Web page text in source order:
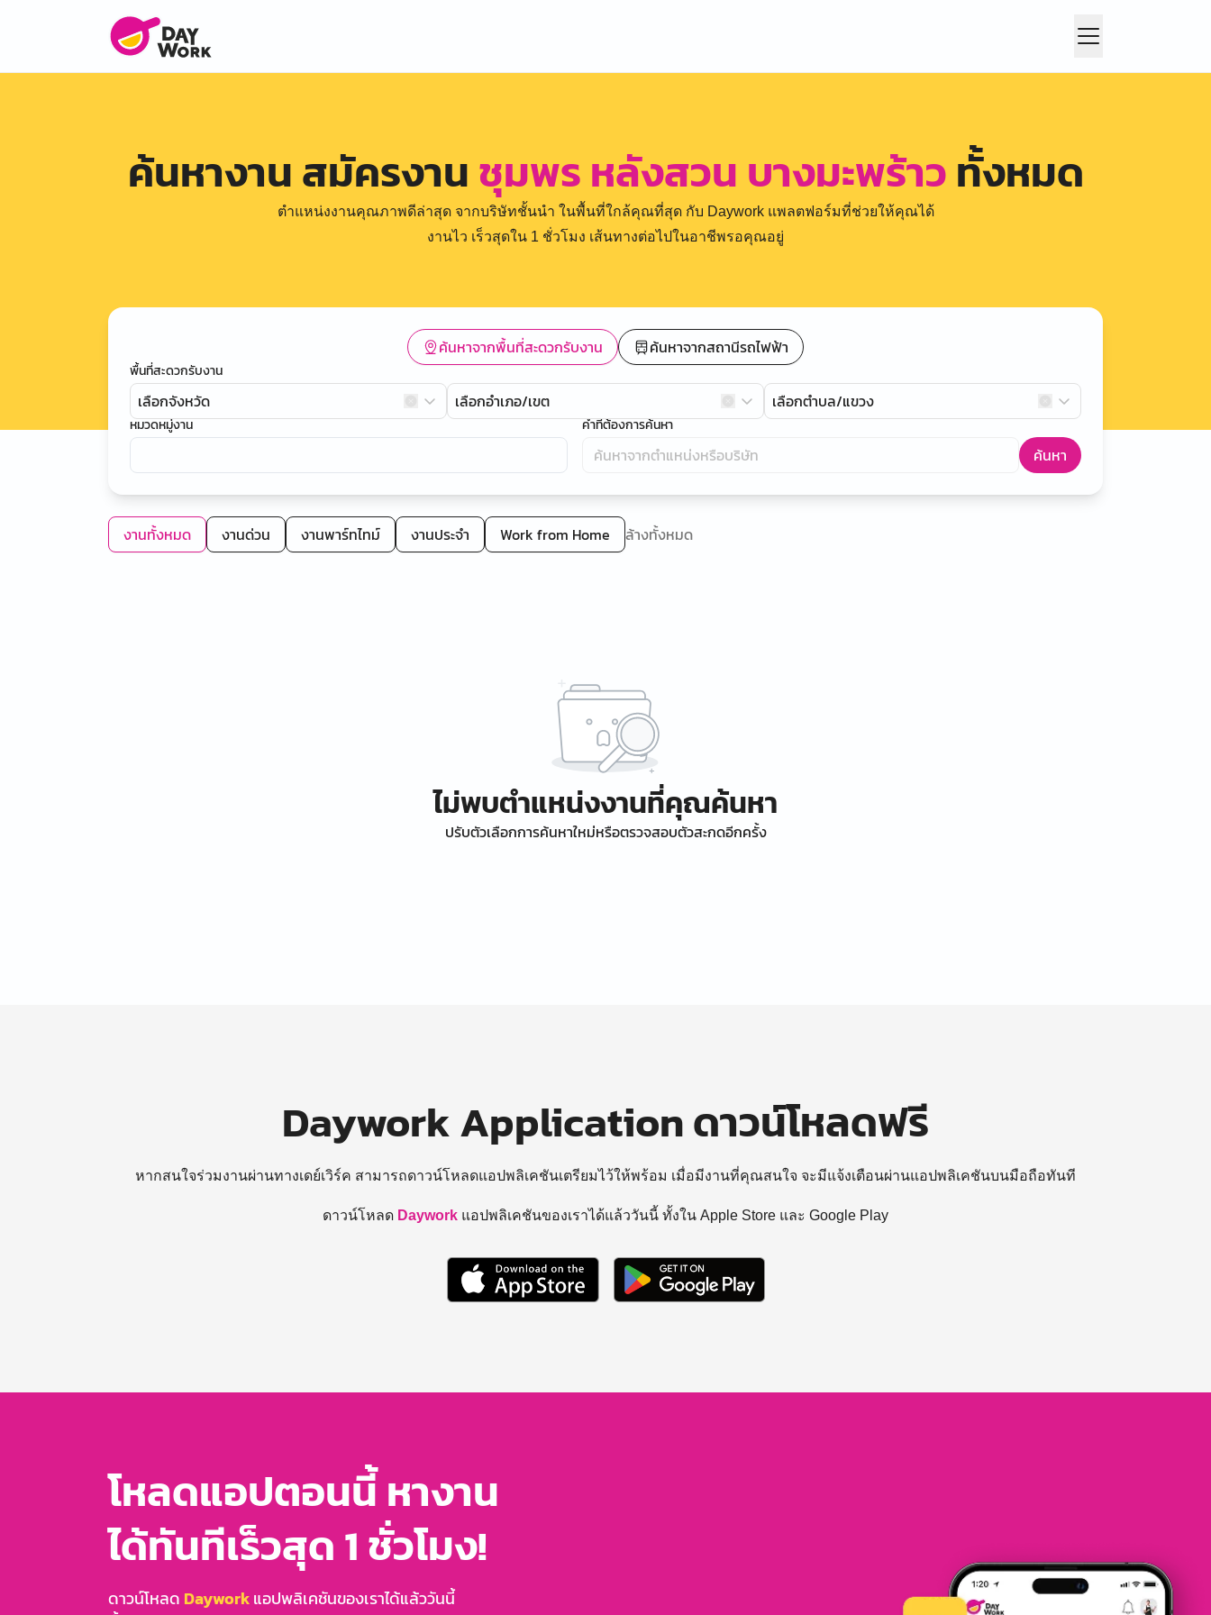
ค้นหางาน สมัครงานชุมพร หลังสวน บางมะพร้าวทั้งหมด
ตำแหน่งงานคุณภาพดีล่าสุด จากบริษัทชั้นนำ ในพื้นที่ใกล้คุณที่สุด กับ Daywork แพลตฟอร์มที่ช่วยให้คุณได้
งานไว เร็วสุดใน 1 ชั่วโมง เส้นทางต่อไปในอาชีพรอคุณอยู่
ค้นหาจากพื้นที่สะดวกรับงาน ค้นหาจากสถานีรถไฟฟ้า
พื้นที่สะดวกรับงาน
เลือกจังหวัด เลือกอำเภอ/เขต เลือกตำบล/แขวง
หมวดหมู่งาน คำที่ต้องการค้นหา
ค้นหา
งานทั้งหมด งานด่วน งานพาร์ทไทม์ งานประจำ Work from Home ล้างทั้งหมด
ไม่พบตำแหน่งงานที่คุณค้นหา
ปรับตัวเลือกการค้นหาใหม่หรือตรวจสอบตัวสะกดอีกครั้ง
Daywork Application ดาวน์โหลดฟรี
หากสนใจร่วมงานผ่านทางเดย์เวิร์ค สามารถดาวน์โหลดแอปพลิเคชันเตรียมไว้ให้พร้อม เมื่อมีงานที่คุณสนใจ จะมีแจ้งเตือนผ่านแอปพลิเคชันบนมือถือทันที
ดาวน์โหลด Daywork แอปพลิเคชันของเราได้แล้ววันนี้ ทั้งใน Apple Store และ Google Play
โหลดแอปตอนนี้ หางาน
ได้ทันทีเร็วสุด 1 ชั่วโมง!
ดาวน์โหลด Dayworkแอปพลิเคชันของเราได้แล้ววันนี้